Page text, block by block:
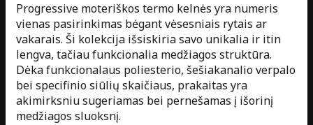
Progressive moteriškos termo kelnės yra numeris
vienas pasirinkimas bėgant vėsesniais rytais ar
vakarais. Ši kolekcija išsiskiria savo unikalia ir itin
lengva, tačiau funkcionalia medžiagos struktūra.
Dėka funkcionalaus poliesterio, šešiakanalio verpalo
bei specifinio siūlių skaičiaus, prakaitas yra
akimirksniu sugeriamas bei pernešamas į išorinį
medžiagos sluoksnį.